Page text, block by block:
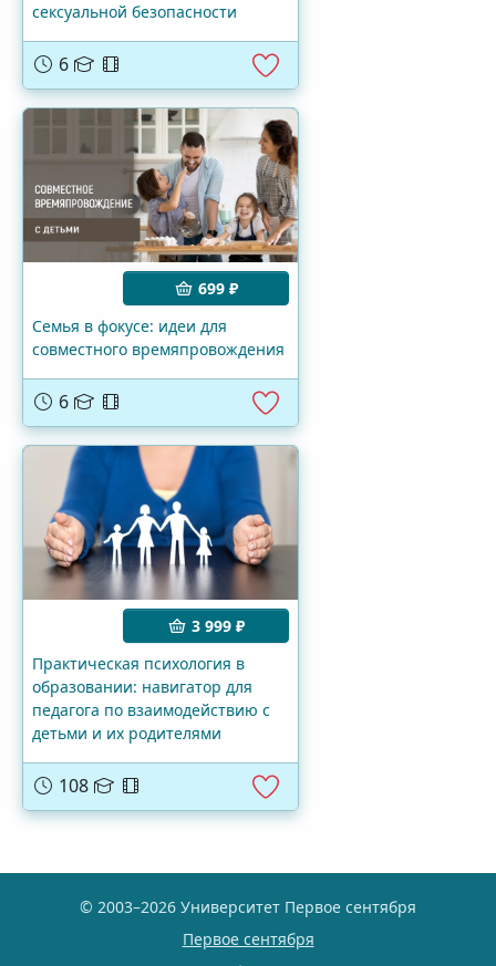
сексуальной безопасности
6
699 ₽
Семья в фокусе: идеи для
совместного времяпровождения
6
3 999 ₽
Практическая психология в
образовании: навигатор для
педагога по взаимодействию с
детьми и их родителями
108
© 2003–2026 Университет Первое сентября
Первое сентября